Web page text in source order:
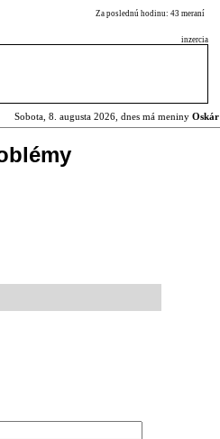
Za poslednú hodinu: 43 meraní
inzercia
Sobota, 8. augusta 2026, dnes má meniny Oskár